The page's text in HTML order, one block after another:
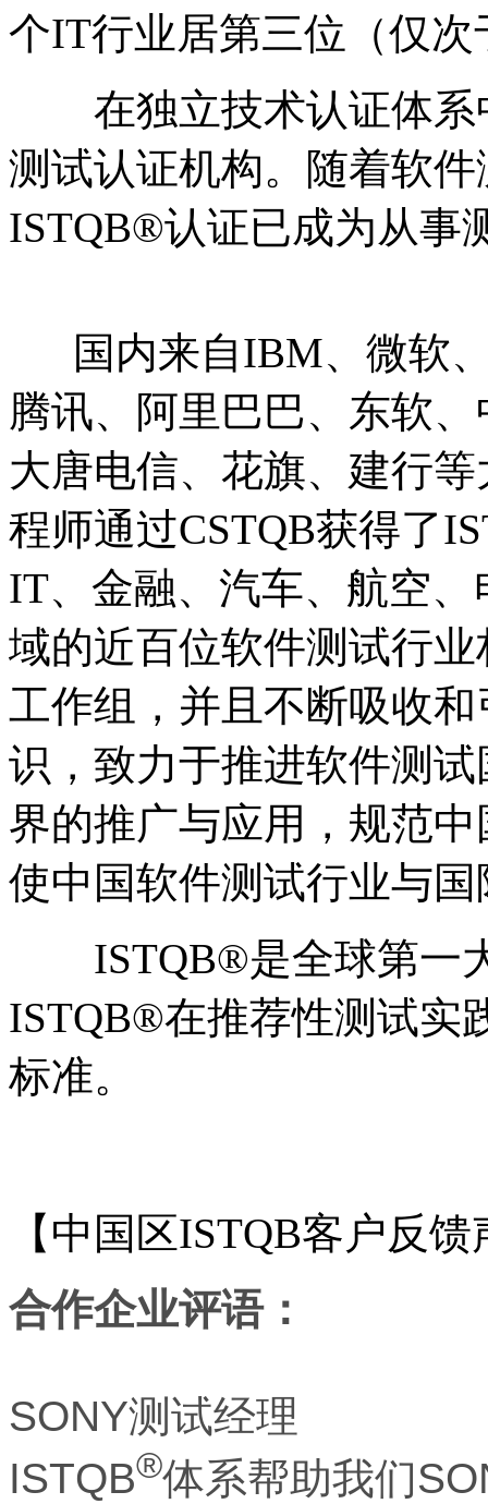
个IT行业居第三位（仅
在独立技术认证体系
测试认证机构。随着软
ISTQB®认证已成为从事
国内来自IBM、微软、
腾讯、阿里巴巴、东软
大唐电信、花旗、建行
程师通过CSTQB获得了
IT、金融、汽车、航空
域的近百位软件测试行
工作组，并且不断吸收
识，致力于推进软件测
界的推广与应用，规范
使中国软件测试行业与
ISTQB®是全球第一大
ISTQB®在推荐性测试实
标准。
【中国区ISTQB客户反
合作企业评语：
SONY测试经理
ISTQB®体系帮助我们